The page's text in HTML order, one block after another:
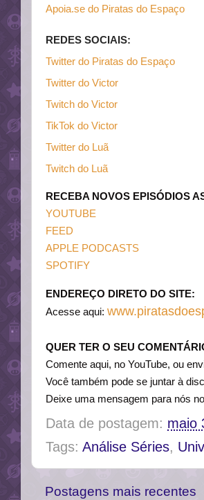
Apoia.se do Piratas do Espaço
REDES SOCIAIS:
Twitter do Piratas do Espaço
Twitter do Victor
Twitch do Victor
TikTok do Victor
Twitter do Luã
Twitch do Luã
RECEBA NOVOS EPISÓDIOS
YOUTUBE
FEED
APPLE PODCASTS
SPOTIFY
ENDEREÇO DIRETO DO SITE:
Acesse aqui:
QUER TER O SEU
Comente aqui, no YouTube, ou
Você também pode se juntar à
Deixe uma mensagem para nós
Data de postagem: maio
Tags: Análise Séries,
Postagens mais recentes